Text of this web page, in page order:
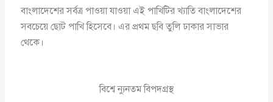
বাংলাদেশের সর্বত্র পাওয়া যাওয়া এই পাখিটির খ্যাতি বাংলাদেশের
সবচেয়ে ছোট পাখি হিসেবে। এর প্রথম ছবি তুলি ঢাকার সাভার
থেকে।
বিশ্বে ন্যুনতম বিপদগ্রস্থ